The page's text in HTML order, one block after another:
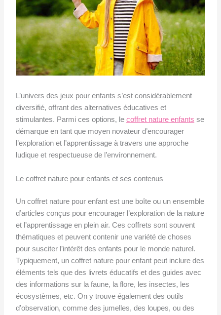
L’univers des jeux pour enfants s’est considérablement
diversifié, offrant des alternatives éducatives et
stimulantes. Parmi ces options, le coffret nature enfants se
démarque en tant que moyen novateur d’encourager
l’exploration et l’apprentissage à travers une approche
ludique et respectueuse de l’environnement.
Le coffret nature pour enfants et ses contenus
Un coffret nature pour enfant est une boîte ou un ensemble
d’articles conçus pour encourager l’exploration de la nature
et l’apprentissage en plein air. Ces coffrets sont souvent
thématiques et peuvent contenir une variété de choses
pour susciter l’intérêt des enfants pour le monde naturel.
Typiquement, un coffret nature pour enfant peut inclure des
éléments tels que des livrets éducatifs et des guides avec
des informations sur la faune, la flore, les insectes, les
écosystèmes, etc. On y trouve également des outils
d’observation, comme des jumelles, des loupes, ou des